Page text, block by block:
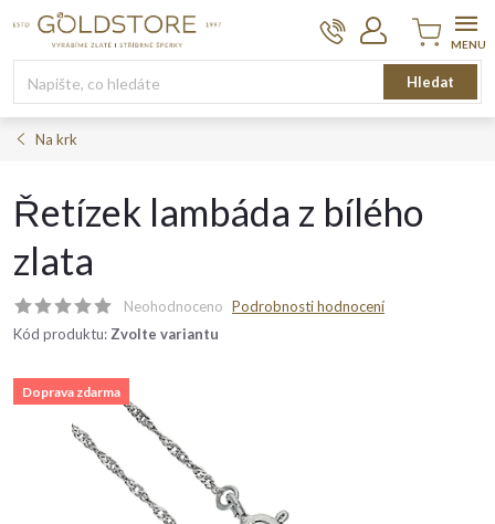
Hledat
Nákupní
košík
Na krk
Řetízek lambáda z bílého
zlata
Neohodnoceno Podrobnosti hodnocení
Kód produktu: Zvolte variantu
Doprava zdarma